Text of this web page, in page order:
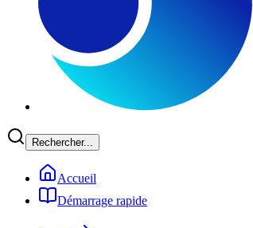
Rechercher...
Accueil
Démarrage rapide